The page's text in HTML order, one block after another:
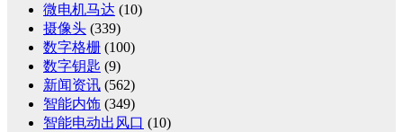
微电机马达 (10)
摄像头 (339)
数字格栅 (100)
数字钥匙 (9)
新闻资讯 (562)
智能内饰 (349)
智能电动出风口 (10)